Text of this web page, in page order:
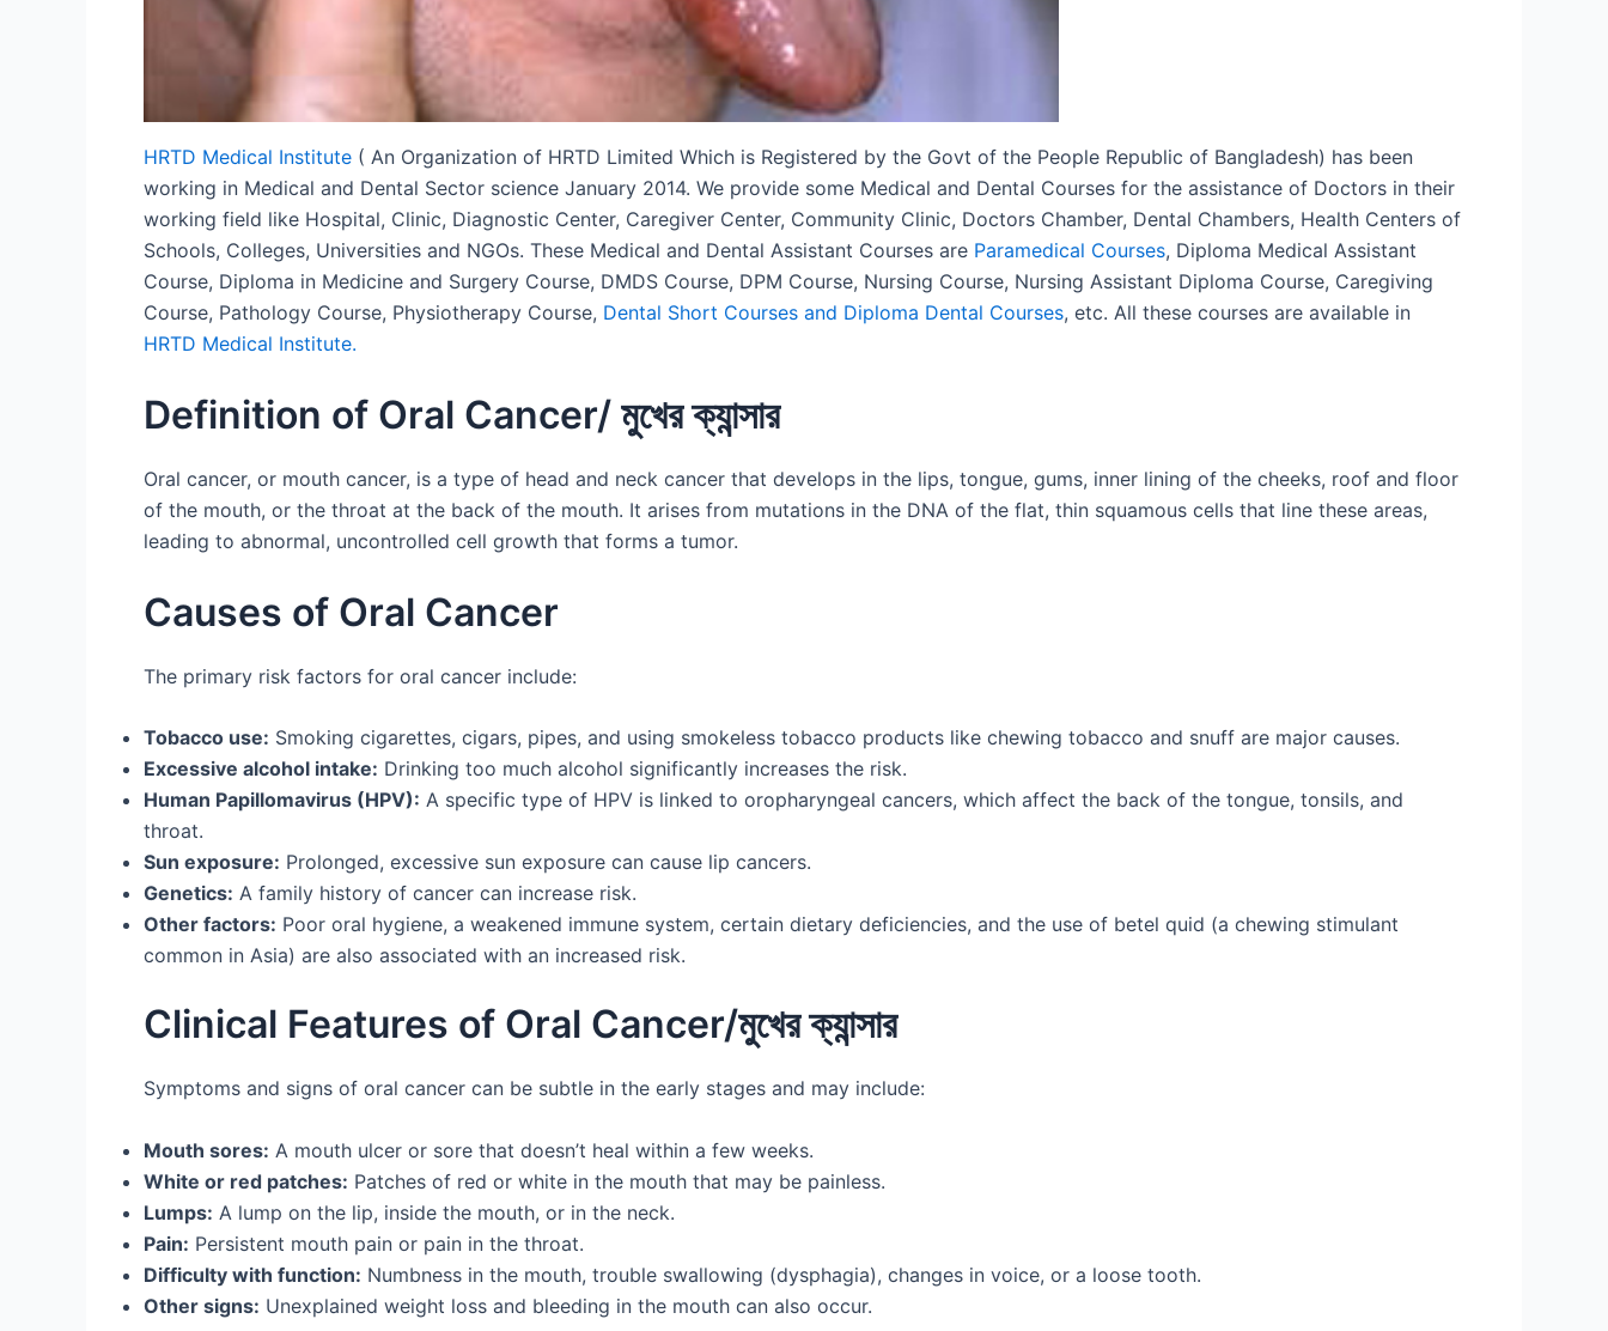
HRTD Medical Institute ( An Organization of HRTD Limited Which is Registered by the Govt of the People Republic of Bangladesh) has been
working in Medical and Dental Sector science January 2014. We provide some Medical and Dental Courses for the assistance of Doctors in their
working field like Hospital, Clinic, Diagnostic Center, Caregiver Center, Community Clinic, Doctors Chamber, Dental Chambers, Health Centers of
Schools, Colleges, Universities and NGOs. These Medical and Dental Assistant Courses are Paramedical Courses, Diploma Medical Assistant
Course, Diploma in Medicine and Surgery Course, DMDS Course, DPM Course, Nursing Course, Nursing Assistant Diploma Course, Caregiving
Course, Pathology Course, Physiotherapy Course, Dental Short Courses and Diploma Dental Courses, etc. All these courses are available in
HRTD Medical Institute.
Definition of Oral Cancer/ মুখের ক্যান্সার
Oral cancer, or mouth cancer, is a type of head and neck cancer that develops in the lips, tongue, gums, inner lining of the cheeks, roof and floor
of the mouth, or the throat at the back of the mouth. It arises from mutations in the DNA of the flat, thin squamous cells that line these areas,
leading to abnormal, uncontrolled cell growth that forms a tumor.
Causes of Oral Cancer
The primary risk factors for oral cancer include:
Tobacco use: Smoking cigarettes, cigars, pipes, and using smokeless tobacco products like chewing tobacco and snuff are major causes.
Excessive alcohol intake: Drinking too much alcohol significantly increases the risk.
Human Papillomavirus (HPV): A specific type of HPV is linked to oropharyngeal cancers, which affect the back of the tongue, tonsils, and
throat.
Sun exposure: Prolonged, excessive sun exposure can cause lip cancers.
Genetics: A family history of cancer can increase risk.
Other factors: Poor oral hygiene, a weakened immune system, certain dietary deficiencies, and the use of betel quid (a chewing stimulant
common in Asia) are also associated with an increased risk.
Clinical Features of Oral Cancer/মুখের ক্যান্সার
Symptoms and signs of oral cancer can be subtle in the early stages and may include:
Mouth sores: A mouth ulcer or sore that doesn’t heal within a few weeks.
White or red patches: Patches of red or white in the mouth that may be painless.
Lumps: A lump on the lip, inside the mouth, or in the neck.
Pain: Persistent mouth pain or pain in the throat.
Difficulty with function: Numbness in the mouth, trouble swallowing (dysphagia), changes in voice, or a loose tooth.
Other signs: Unexplained weight loss and bleeding in the mouth can also occur.